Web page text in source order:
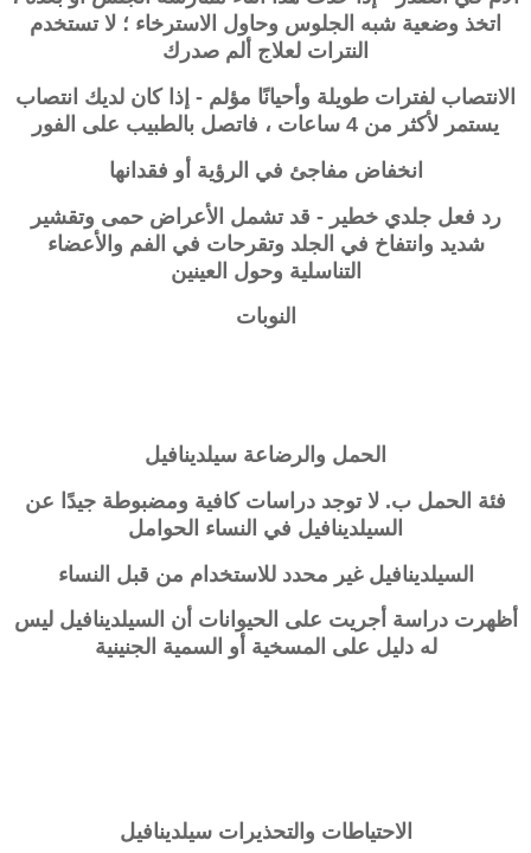
اتخذ وضعية شبه الجلوس وحاول الاسترخاء ؛ لا تستخدم
النترات لعلاج ألم صدرك
الانتصاب لفترات طويلة وأحيانًا مؤلم - إذا كان لديك انتصاب
يستمر لأكثر من 4 ساعات ، فاتصل بالطبيب على الفور
انخفاض مفاجئ في الرؤية أو فقدانها
رد فعل جلدي خطير - قد تشمل الأعراض حمى وتقشير
شديد وانتفاخ في الجلد وتقرحات في الفم والأعضاء
التناسلية وحول العينين
النوبات
الحمل والرضاعة سيلدينافيل
فئة الحمل ب. لا توجد دراسات كافية ومضبوطة جيدًا عن
السيلدينافيل في النساء الحوامل
السيلدينافيل غير محدد للاستخدام من قبل النساء
أظهرت دراسة أجريت على الحيوانات أن السيلدينافيل ليس
له دليل على المسخية أو السمية الجنينية
الاحتياطات والتحذيراتسيلدينافيل